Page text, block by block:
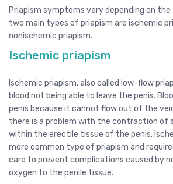
Priapism symptoms vary depending on
two main types of priapism are ischemic
nonischemic priapism.
Ischemic priapism
Ischemic priapism, also called low-flow
blood not being able to leave the penis.
penis because it cannot flow out of the
there is a problem with the contraction of
within the erectile tissue of the penis.
more common type of priapism and
care to prevent complications caused by
oxygen to the penile tissue.